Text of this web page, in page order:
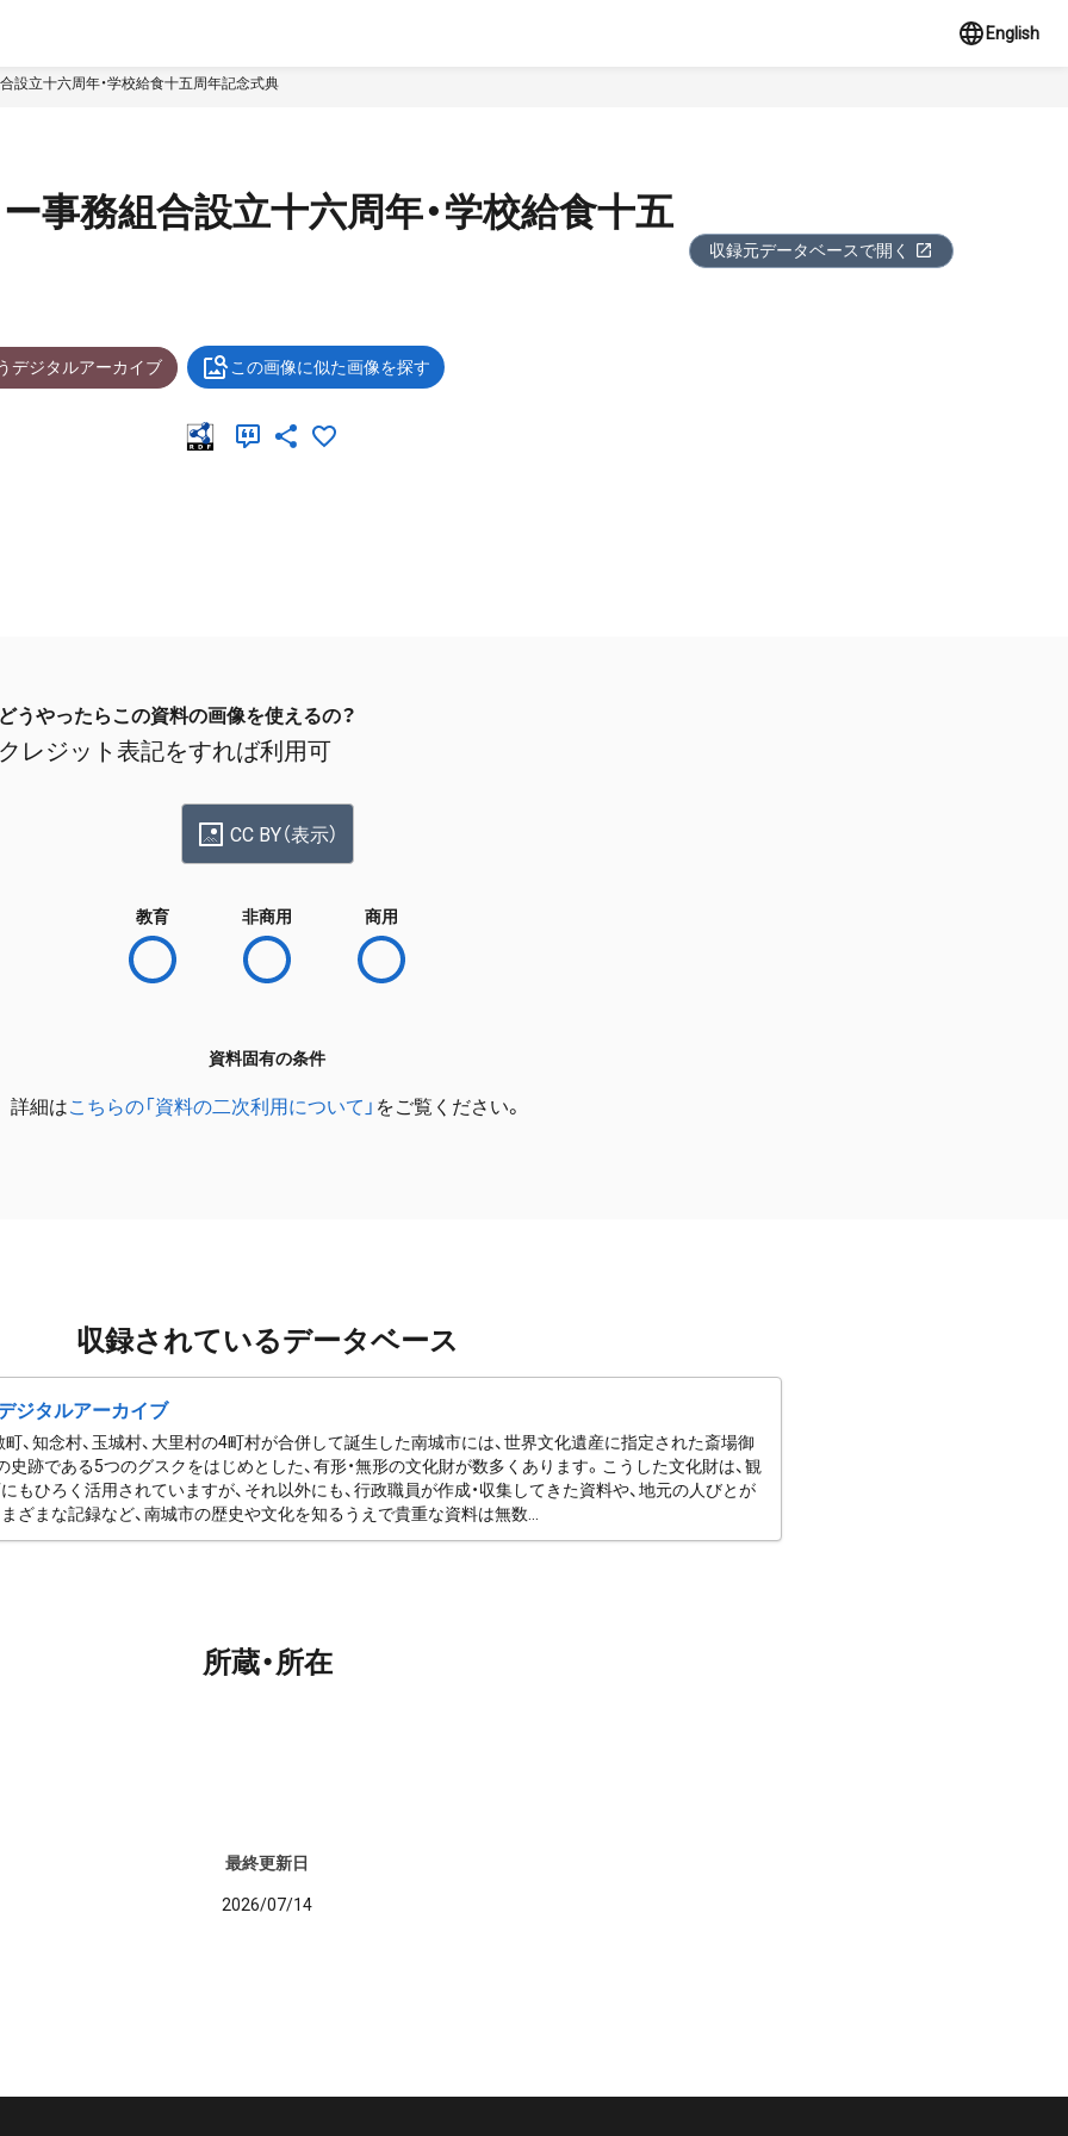
English
設立十六周年・学校給食十五周年記念式典
事務組合設立十六周年・学校給食十五
収録元データベースで開く
デジタルアーカイブ この画像に似た画像を探す
どうやったらこの資料の画像を使えるの？
クレジット表記をすれば利用可
CC BY（表示）
教育 非商用 商用
資料固有の条件
詳細はこちらの「資料の二次利用について」 をご覧ください。
収録されているデータベース
ジタルアーカイブ
、知念村、玉城村、大里村の4町村が合併して誕生した南城市には、世界文化遺産に指定された斎場御
史跡である5つのグスクをはじめとした、有形・無形の文化財が数多くあります。こうした文化財は、観
もひろく活用されていますが、それ以外にも、行政職員が作成・収集してきた資料や、地元の人びとが
ざまな記録など、南城市の歴史や文化を知るうえで貴重な資料は無数...
所蔵・所在
最終更新日
2026/07/14